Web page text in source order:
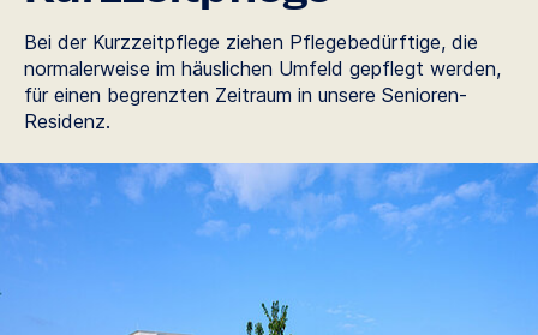
Bei der Kurzzeitpflege ziehen Pflegebedürftige, die
normalerweise im häuslichen Umfeld gepflegt werden,
für einen begrenzten Zeitraum in unsere Senioren-
Residenz.